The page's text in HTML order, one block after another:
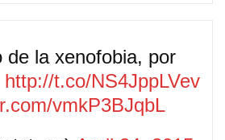
de la xenofobia, por
http://t.co/NS4JppLVev
vmkP3BJqbL